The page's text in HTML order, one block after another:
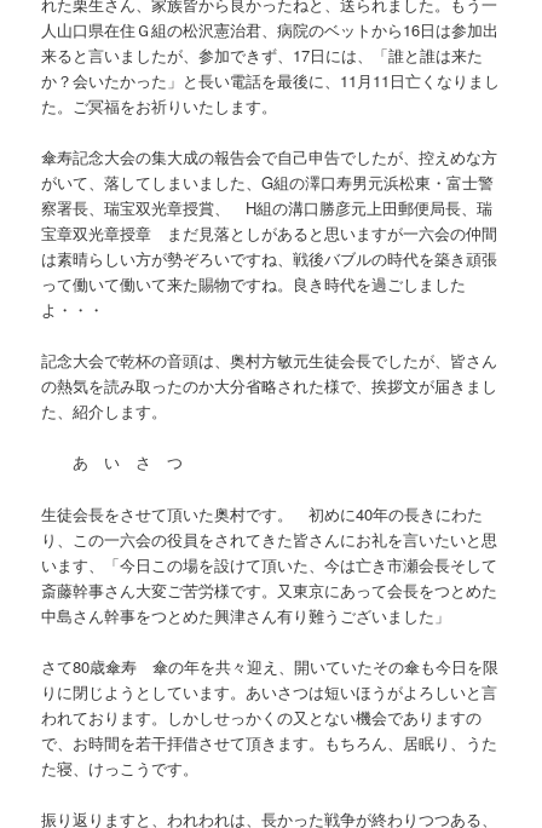
人山口県在住Ｇ組の松沢憲治君、病院のベットから16日は参加出
来ると言いましたが、参加できず、17日には、「誰と誰は来た
か？会いたかった」と長い電話を最後に、11月11日亡くなりまし
た。ご冥福をお祈りいたします。
傘寿記念大会の集大成の報告会で自己申告でしたが、控えめな方
がいて、落してしまいました、G組の澤口寿男元浜松東・富士警
察署長、瑞宝双光章授賞、 H組の溝口勝彦元上田郵便局長、瑞
宝章双光章授章 まだ見落としがあると思いますが一六会の仲間
は素晴らしい方が勢ぞろいですね、戦後バブルの時代を築き頑張
って働いて働いて来た賜物ですね。良き時代を過ごしました
よ・・・
記念大会で乾杯の音頭は、奥村方敏元生徒会長でしたが、皆さん
の熱気を読み取ったのか大分省略された様で、挨拶文が届きまし
た、紹介します。
あ い さ つ
生徒会長をさせて頂いた奥村です。 初めに40年の長きにわた
り、この一六会の役員をされてきた皆さんにお礼を言いたいと思
います、「今日この場を設けて頂いた、今は亡き市瀬会長そして
斎藤幹事さん大変ご苦労様です。又東京にあって会長をつとめた
中島さん幹事をつとめた興津さん有り難うございました」
さて80歳傘寿 傘の年を共々迎え、開いていたその傘も今日を限
りに閉じようとしています。あいさつは短いほうがよろしいと言
われております。しかしせっかくの又とない機会でありますの
で、お時間を若干拝借させて頂きます。もちろん、居眠り、うた
た寝、けっこうです。
振り返りますと、われわれは、長かった戦争が終わりつつある、